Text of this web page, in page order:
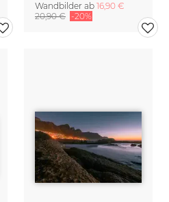
Wandbilder ab 16,90 €
20,90 € -20%